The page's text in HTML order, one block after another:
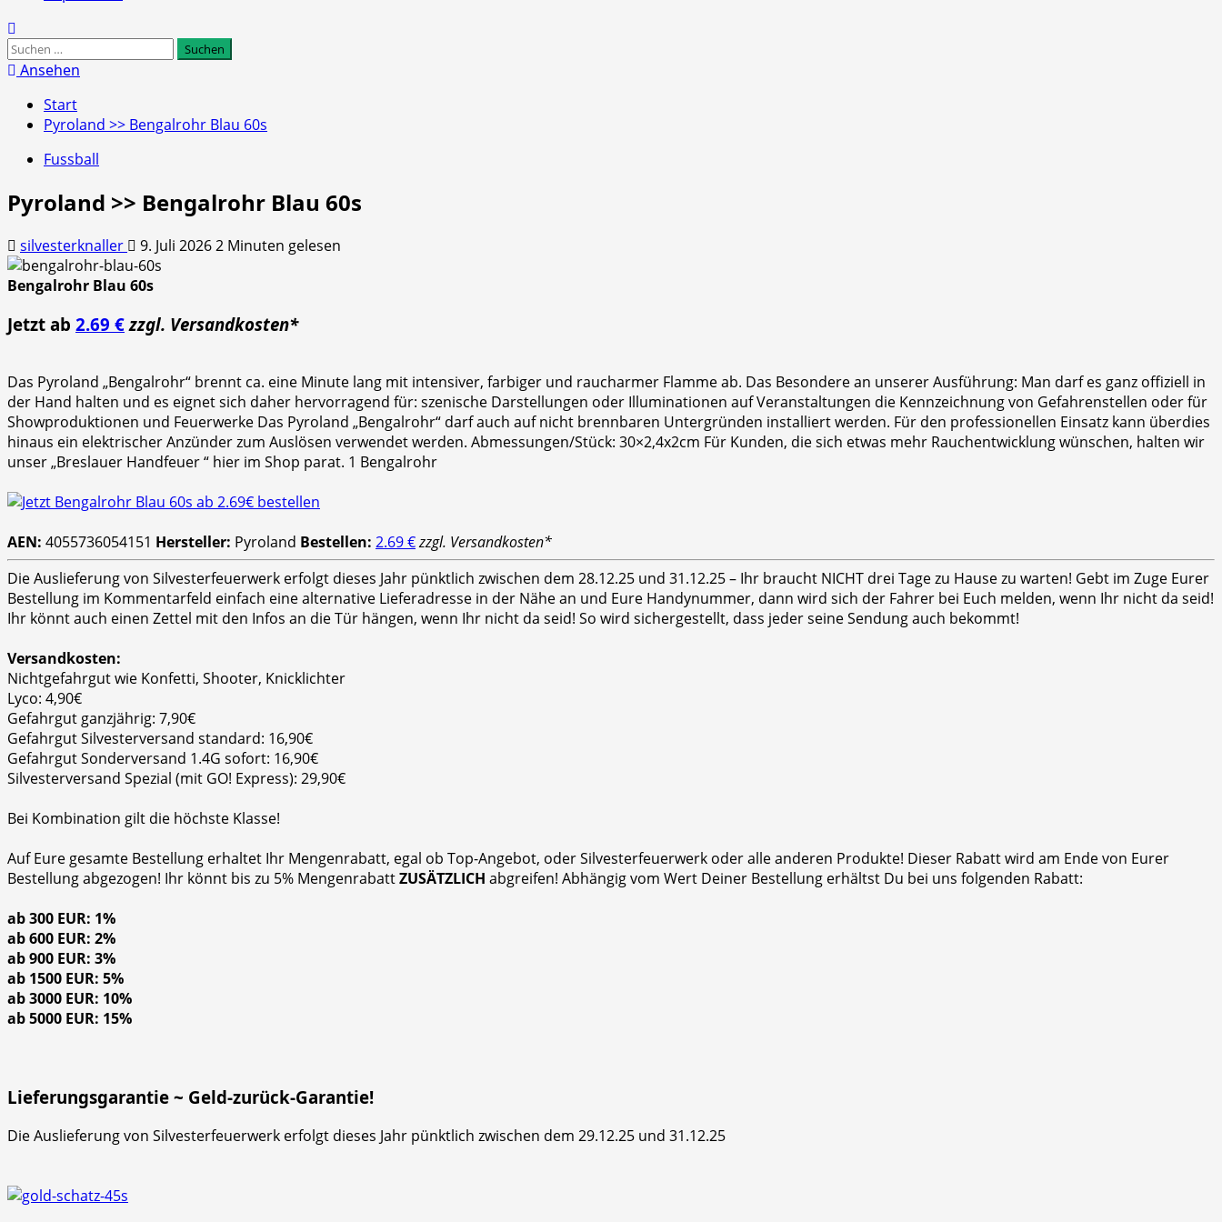
Suchen
nach:
Ansehen
Start
Pyroland >> Bengalrohr Blau 60s
Fussball
Pyroland >> Bengalrohr Blau 60s
silvesterknaller 9. Juli 20262 Minuten gelesen
Bengalrohr Blau 60s
Jetzt ab 2.69 € zzgl. Versandkosten*
Das Pyroland „Bengalrohr“ brennt ca. eine Minute lang mit intensiver, farbiger und raucharmer Flamme ab. Das Besondere an unserer Ausführung: Man darf es ganz offiziell in
der Hand halten und es eignet sich daher hervorragend für: szenische Darstellungen oder Illuminationen auf Veranstaltungen die Kennzeichnung von Gefahrenstellen oder für
Showproduktionen und Feuerwerke Das Pyroland „Bengalrohr“ darf auch auf nicht brennbaren Untergründen installiert werden. Für den professionellen Einsatz kann überdies
hinaus ein elektrischer Anzünder zum Auslösen verwendet werden. Abmessungen/Stück: 30×2,4x2cm Für Kunden, die sich etwas mehr Rauchentwicklung wünschen, halten wir
unser „Breslauer Handfeuer “ hier im Shop parat. 1 Bengalrohr
AEN: 4055736054151 Hersteller: Pyroland Bestellen: 2.69 €zzgl. Versandkosten*
Die Auslieferung von Silvesterfeuerwerk erfolgt dieses Jahr pünktlich zwischen dem 28.12.25 und 31.12.25 – Ihr braucht NICHT drei Tage zu Hause zu warten! Gebt im Zuge Eurer
Bestellung im Kommentarfeld einfach eine alternative Lieferadresse in der Nähe an und Eure Handynummer, dann wird sich der Fahrer bei Euch melden, wenn Ihr nicht da seid!
Ihr könnt auch einen Zettel mit den Infos an die Tür hängen, wenn Ihr nicht da seid! So wird sichergestellt, dass jeder seine Sendung auch bekommt!
Versandkosten:
Nichtgefahrgut wie Konfetti, Shooter, Knicklichter
Lyco: 4,90€
Gefahrgut ganzjährig: 7,90€
Gefahrgut Silvesterversand standard: 16,90€
Gefahrgut Sonderversand 1.4G sofort: 16,90€
Silvesterversand Spezial (mit GO! Express): 29,90€
Bei Kombination gilt die höchste Klasse!
Auf Eure gesamte Bestellung erhaltet Ihr Mengenrabatt, egal ob Top-Angebot, oder Silvesterfeuerwerk oder alle anderen Produkte! Dieser Rabatt wird am Ende von Eurer
Bestellung abgezogen! Ihr könnt bis zu 5% MengenrabattZUSÄTZLICH abgreifen! Abhängig vom Wert Deiner Bestellung erhältst Du bei uns folgenden Rabatt:
ab 300 EUR: 1%
ab 600 EUR: 2%
ab 900 EUR: 3%
ab 1500 EUR: 5%
ab 3000 EUR: 10%
ab 5000 EUR: 15%
Lieferungsgarantie ~ Geld-zurück-Garantie!
Die Auslieferung von Silvesterfeuerwerk erfolgt dieses Jahr pünktlich zwischen dem 29.12.25 und 31.12.25